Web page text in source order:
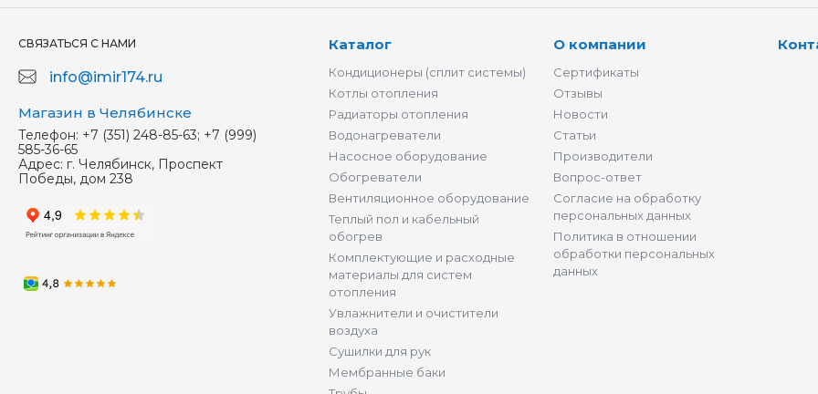
СВЯЗАТЬСЯ С НАМИ
info@imir174.ru
Магазин в Челябинске
Телефон: +7 (351) 248-85-63; +7 (999)
585-36-65
Адрес: г. Челябинск, Проспект
Победы, дом 238
Каталог
Кондиционеры (сплит системы)
Котлы отопления
Радиаторы отопления
Водонагреватели
Насосное оборудование
Обогреватели
Вентиляционное оборудование
Теплый пол и кабельный
обогрев
Комплектующие и расходные
материалы для систем
отопления
Увлажнители и очистители
воздуха
Сушилки для рук
Мембранные баки
О компании
Сертификаты
Отзывы
Новости
Статьи
Производители
Вопрос-ответ
Согласие на обработку
персональных данных
Политика в отношении
обработки персональных
данных